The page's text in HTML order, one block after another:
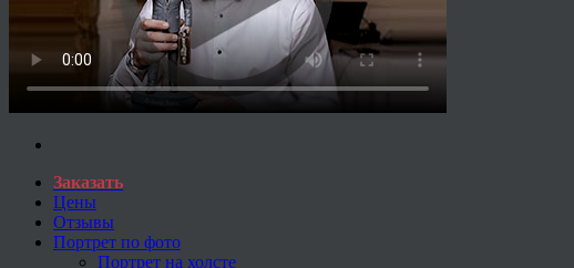
Заказать
Цены
Отзывы
Портрет по фото
Портрет на холсте